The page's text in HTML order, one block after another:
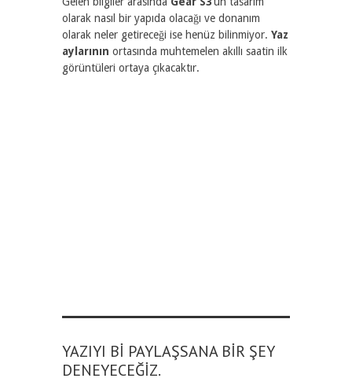
olarak nasıl bir yapıda olacağı ve donanım
olarak neler getireceği ise henüz bilinmiyor. Yaz
aylarının ortasında muhtemelen akıllı saatin ilk
görüntüleri ortaya çıkacaktır.
YAZIYI BI PAYLAŞSANA BIR ŞEY
DENEYECEĞIZ.